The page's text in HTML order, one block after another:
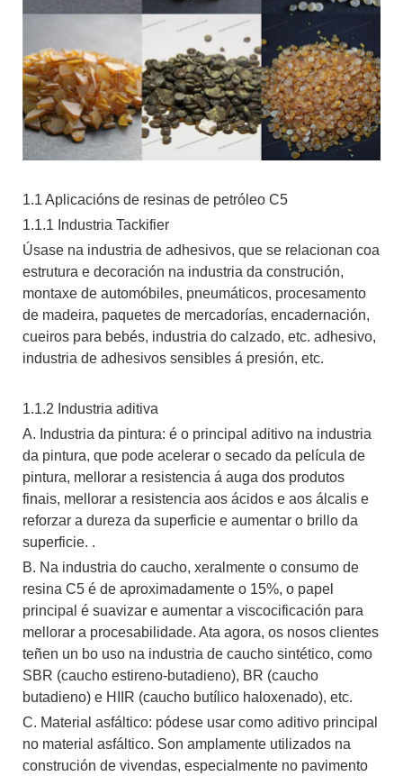
1.1 Aplicacións de resinas de petróleo C5
1.1.1 Industria Tackifier
Úsase na industria de adhesivos, que se relacionan coa
estrutura e decoración na industria da construción,
montaxe de automóbiles, pneumáticos, procesamento
de madeira, paquetes de mercadorías, encadernación,
cueiros para bebés, industria do calzado, etc. adhesivo,
industria de adhesivos sensibles á presión, etc.
1.1.2 Industria aditiva
A. Industria da pintura: é o principal aditivo na industria
da pintura, que pode acelerar o secado da película de
pintura, mellorar a resistencia á auga dos produtos
finais, mellorar a resistencia aos ácidos e aos álcalis e
reforzar a dureza da superficie e aumentar o brillo da
superficie. .
B. Na industria do caucho, xeralmente o consumo de
resina C5 é de aproximadamente o 15%, o papel
principal é suavizar e aumentar a viscocificación para
mellorar a procesabilidade. Ata agora, os nosos clientes
teñen un bo uso na industria de caucho sintético, como
SBR (caucho estireno-butadieno), BR (caucho
butadieno) e HIIR (caucho butílico haloxenado), etc.
C. Material asfáltico: pódese usar como aditivo principal
no material asfáltico. Son amplamente utilizados na
construción de vivendas, especialmente no pavimento